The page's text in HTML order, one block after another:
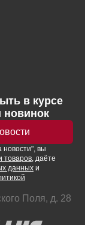
в курсе
новинок
новости", вы
товаров, даёте
данных и
Поля, д. 28